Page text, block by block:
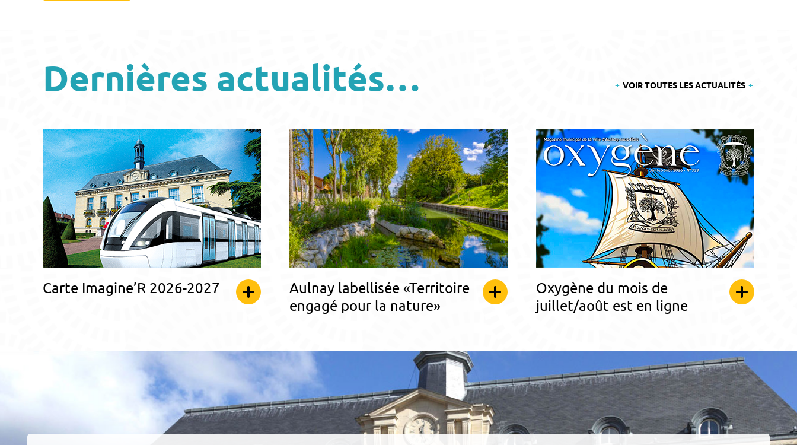
Dernières actualités… VOIR TOUTES LES ACTUALITÉS
Carte Imagine’R 2026-2027
Aulnay labellisée «Territoire
engagé pour la nature»
Oxygène du mois de
juillet/août est en ligne